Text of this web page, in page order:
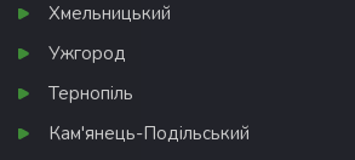
Хмельницький
Ужгород
Тернопіль
Кам'янець-Подільський